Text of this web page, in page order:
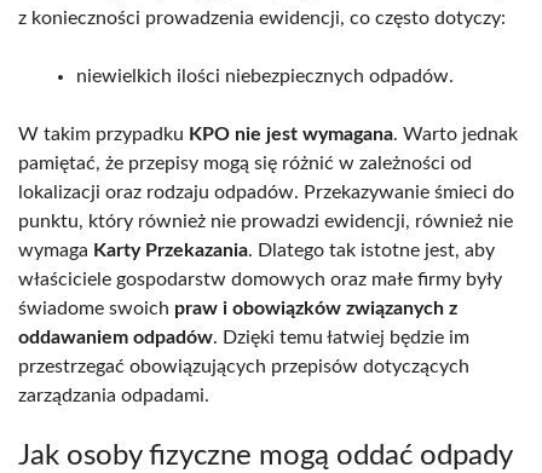
z konieczności prowadzenia ewidencji, co często dotyczy:
niewielkich ilości niebezpiecznych odpadów.
W takim przypadku KPO nie jest wymagana. Warto jednak
pamiętać, że przepisy mogą się różnić w zależności od
lokalizacji oraz rodzaju odpadów. Przekazywanie śmieci do
punktu, który również nie prowadzi ewidencji, również nie
wymaga Karty Przekazania. Dlatego tak istotne jest, aby
właściciele gospodarstw domowych oraz małe firmy były
świadome swoich praw i obowiązków związanych z
oddawaniem odpadów. Dzięki temu łatwiej będzie im
przestrzegać obowiązujących przepisów dotyczących
zarządzania odpadami.
Jak osoby fizyczne mogą oddać odpady